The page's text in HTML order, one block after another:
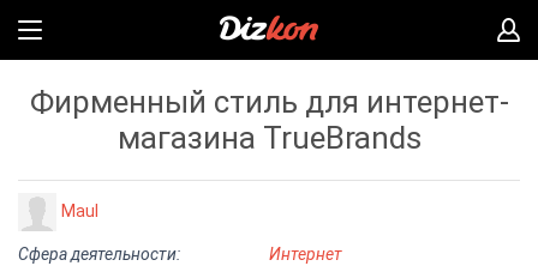
Фирменный стиль для интернет-
магазина TrueBrands
Maul
Сфера деятельности:
Интернет